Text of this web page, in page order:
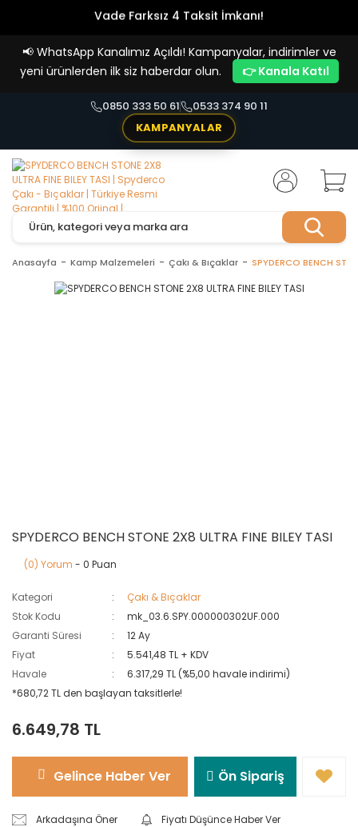
Vade Farksız 4 Taksit İmkanı!
📢 WhatsApp Kanalımız Açıldı! Kampanyalar, indirimler ve
yeni ürünlerden ilk siz haberdar olun.
👉 Kanala Katıl
0850 333 50 61
0533 374 90 11
KAMPANYALAR
Anasayfa Kamp Malzemeleri Çakı & Bıçaklar SPYDERCO BENCH
SPYDERCO BENCH STONE 2X8 ULTRA FINE BILEY TASI
(0) Yorum - 0 Puan
Kategori
Çakı & Bıçaklar
Stok Kodu
mk_03.6.SPY.000000302UF.000
Garanti Süresi
12 Ay
Fiyat
5.541,48 TL + KDV
Havale
6.317,29 TL (%5,00 havale indirimi)
*680,72 TL den başlayan taksitlerle!
6.649,78 TL
Gelince Haber Ver Ön Sipariş
Arkadaşına Öner
Fiyatı Düşünce Haber Ver